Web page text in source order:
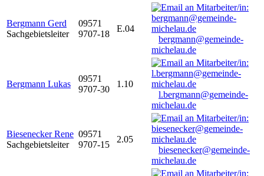
Bergmann Gerd
Sachgebietsleiter
09571
9707-18
E.04
bergmann@gemeinde-
michelau.de
Bergmann Lukas
09571
9707-30
1.10
l.bergmann@gemeinde-
michelau.de
Biesenecker Rene
Sachgebietsleiter
09571
9707-15
2.05
biesenecker@gemeinde-
michelau.de